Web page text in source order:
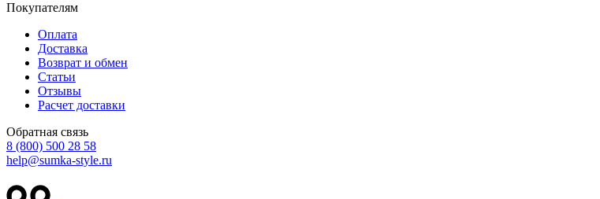
Покупателям
Оплата
Доставка
Возврат и обмен
Статьи
Отзывы
Расчет доставки
Обратная связь
8 (800) 500 28 58
help@sumka-style.ru